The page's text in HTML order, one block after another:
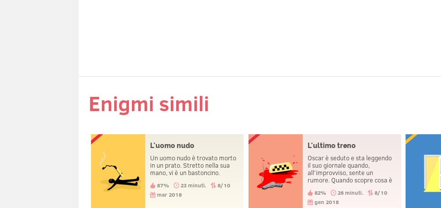
Enigmi simili
L'uomo nudo
Un uomo nudo è trovato morto
in un prato. Stretto nella sua
mano, vi è un bastoncino.
87% 23 minuti.
8/10
mar 2018
L'ultimo treno
Oscar è seduto e sta leggendo
il suo giornale quando,
all'improvviso, sente un
rumore. Quando scopre cosa è
preso il treno in tempo. Poco
dopo si suicida.
82% 26 minuti.
8/10
gen 2018